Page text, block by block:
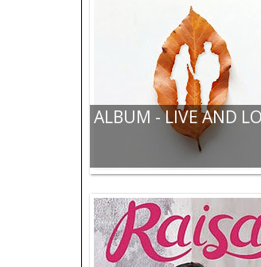
ALBUM - LIVE AND